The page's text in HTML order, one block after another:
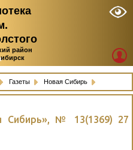
район
Газеты Новая Сибирь
Сибирь», № 13(1369) 27